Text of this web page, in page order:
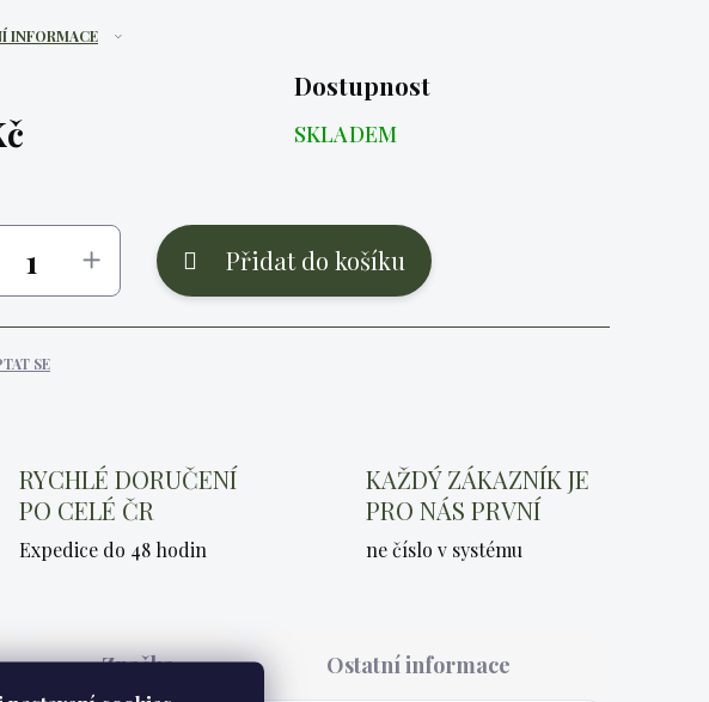
INFORMACE
Dostupnost
SKLADEM
Přidat do košíku
SE
RYCHLÉ DORUČENÍ
PO CELÉ ČR
Expedice do 48 hodin
KAŽDÝ ZÁKAZNÍK JE
PRO NÁS PRVNÍ
ne číslo v systému
Značka Ostatní informace